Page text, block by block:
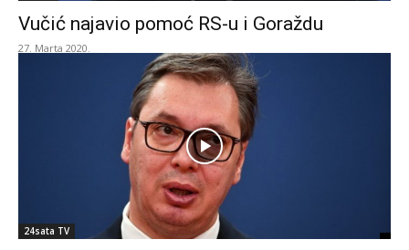
Vučić najavio pomoć RS-u i Goraždu
27. Marta 2020.
24sata TV